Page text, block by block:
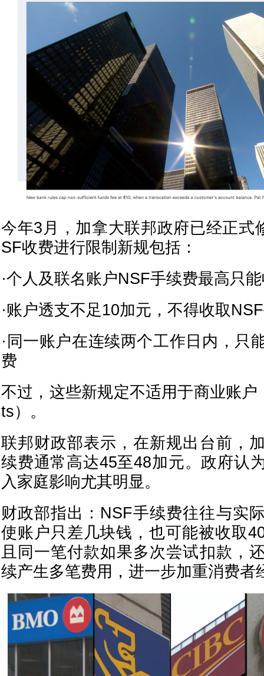
今年3月，加拿大联邦政府已经正式
SF收费进行限制新规包括：
·个人及联名账户NSF手续费最高只
·账户透支不足10加元，不得收取
·同一账户在连续两个工作日内，只
费
不过，这些新规定不适用于商业账
ts）。
联邦财政部表示，在新规出台前，
续费通常高达45至48加元。政府认
入家庭影响尤其明显。
财政部指出：NSF手续费往往与实
使账户只差几块钱，也可能被收取
且同一笔付款如果多次尝试扣款，
续产生多笔费用，进一步加重消费者